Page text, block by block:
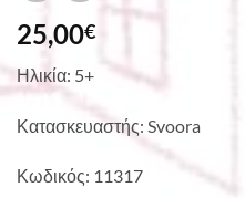
25,00€
Ηλικία: 5+
Κατασκευαστής: Svoora
Κωδικός: 11317